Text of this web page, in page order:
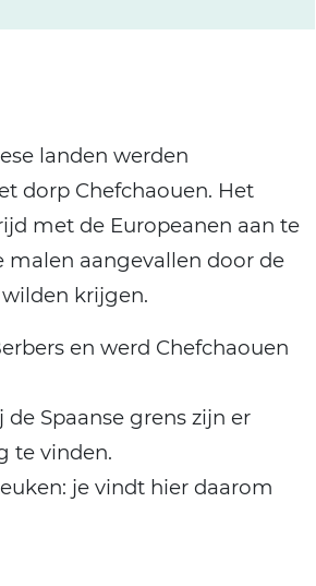
landen werden
dorp Chefchaouen. Het
met de Europeanen aan te
malen aangevallen door de
krijgen.
en werd Chefchaouen
Spaanse grens zijn er
te vinden.
je vindt hier daarom